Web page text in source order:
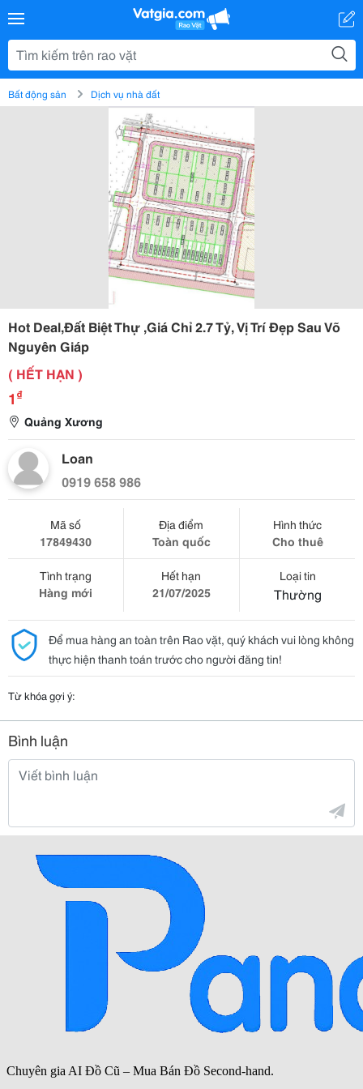
Bất động sản Dịch vụ nhà đất
Hot Deal,Đất Biệt Thự ,Giá Chỉ 2.7 Tỷ, Vị Trí Đẹp Sau Võ
Nguyên Giáp
( HẾT HẠN )
1 ₫
Quảng Xương
Loan
0919 658 986
Mã số
17849430
Địa điểm
Toàn quốc
Hình thức
Cho thuê
Tình trạng
Hàng mới
Hết hạn
21/07/2025
Loại tin
Thường
Để mua hàng an toàn trên Rao vặt, quý khách vui lòng không
thực hiện thanh toán trước cho người đăng tin!
Từ khóa gợi ý:
Bình luận